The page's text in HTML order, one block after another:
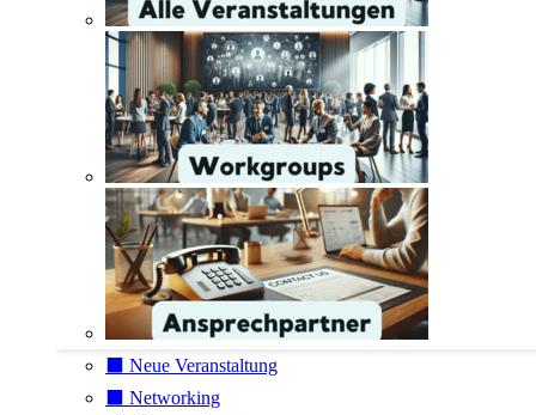
⬛️ Neue Veranstaltung
⬛️ Networking